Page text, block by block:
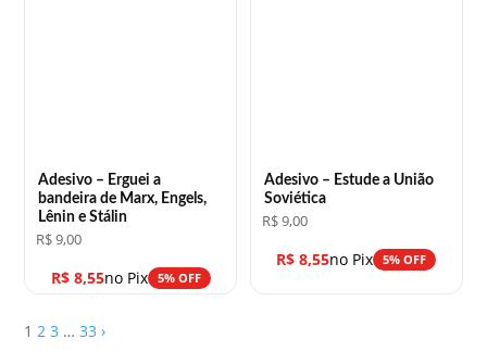
Adesivo – Erguei a
bandeira de Marx, Engels,
Lênin e Stálin
R$9,00
R$8,55no Pix 5% OFF
Adesivo – Estude a União
Soviética
R$9,00
R$ 8,55no Pix 5% OFF
1 2 3 … 33 ›